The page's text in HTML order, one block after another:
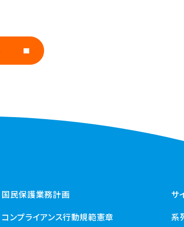
国民保護業務計画
コンプライアンス行動規範憲章
サ
系